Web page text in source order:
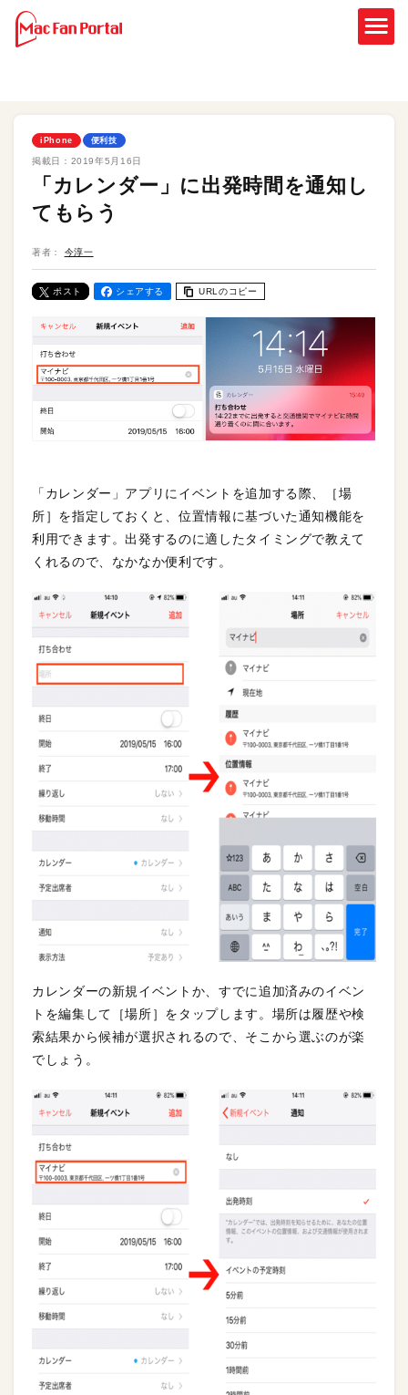
iPhone 便利技
掲載日： 2019年5月16日
「カレンダー」に出発時間を通知し
てもらう
著者： 今淳一
ポスト シェアする URLのコピー
「カレンダー」アプリにイベントを追加する際、［場
所］を指定しておくと、位置情報に基づいた通知機能を
利用できます。出発するのに適したタイミングで教えて
くれるので、なかなか便利です。
カレンダーの新規イベントか、すでに追加済みのイベン
トを編集して［場所］をタップします。場所は履歴や検
索結果から候補が選択されるので、そこから選ぶのが楽
でしょう。